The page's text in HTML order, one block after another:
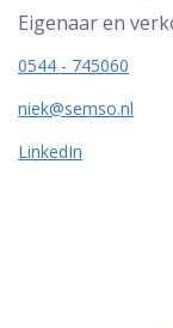
Eigenaar en
0544 - 745060
niek@semso.nl
LinkedIn